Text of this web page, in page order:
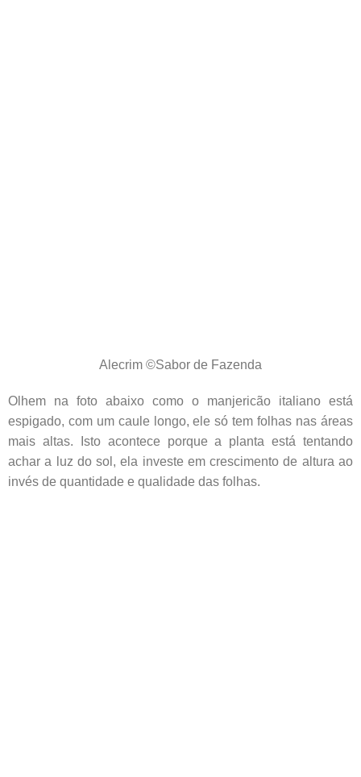
Alecrim ©Sabor de Fazenda
Olhem na foto abaixo como o manjericão italiano está
espigado, com um caule longo, ele só tem folhas nas áreas
mais altas. Isto acontece porque a planta está tentando
achar a luz do sol, ela investe em crescimento de altura ao
invés de quantidade e qualidade das folhas.